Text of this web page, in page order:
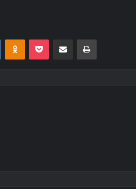
VKontakteOdnoklassniki
Pocket E-Posta ile paylaş Yazdır